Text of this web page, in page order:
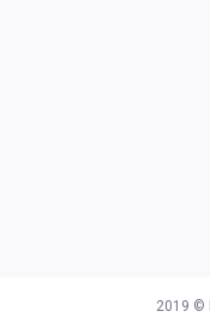
2019 ©